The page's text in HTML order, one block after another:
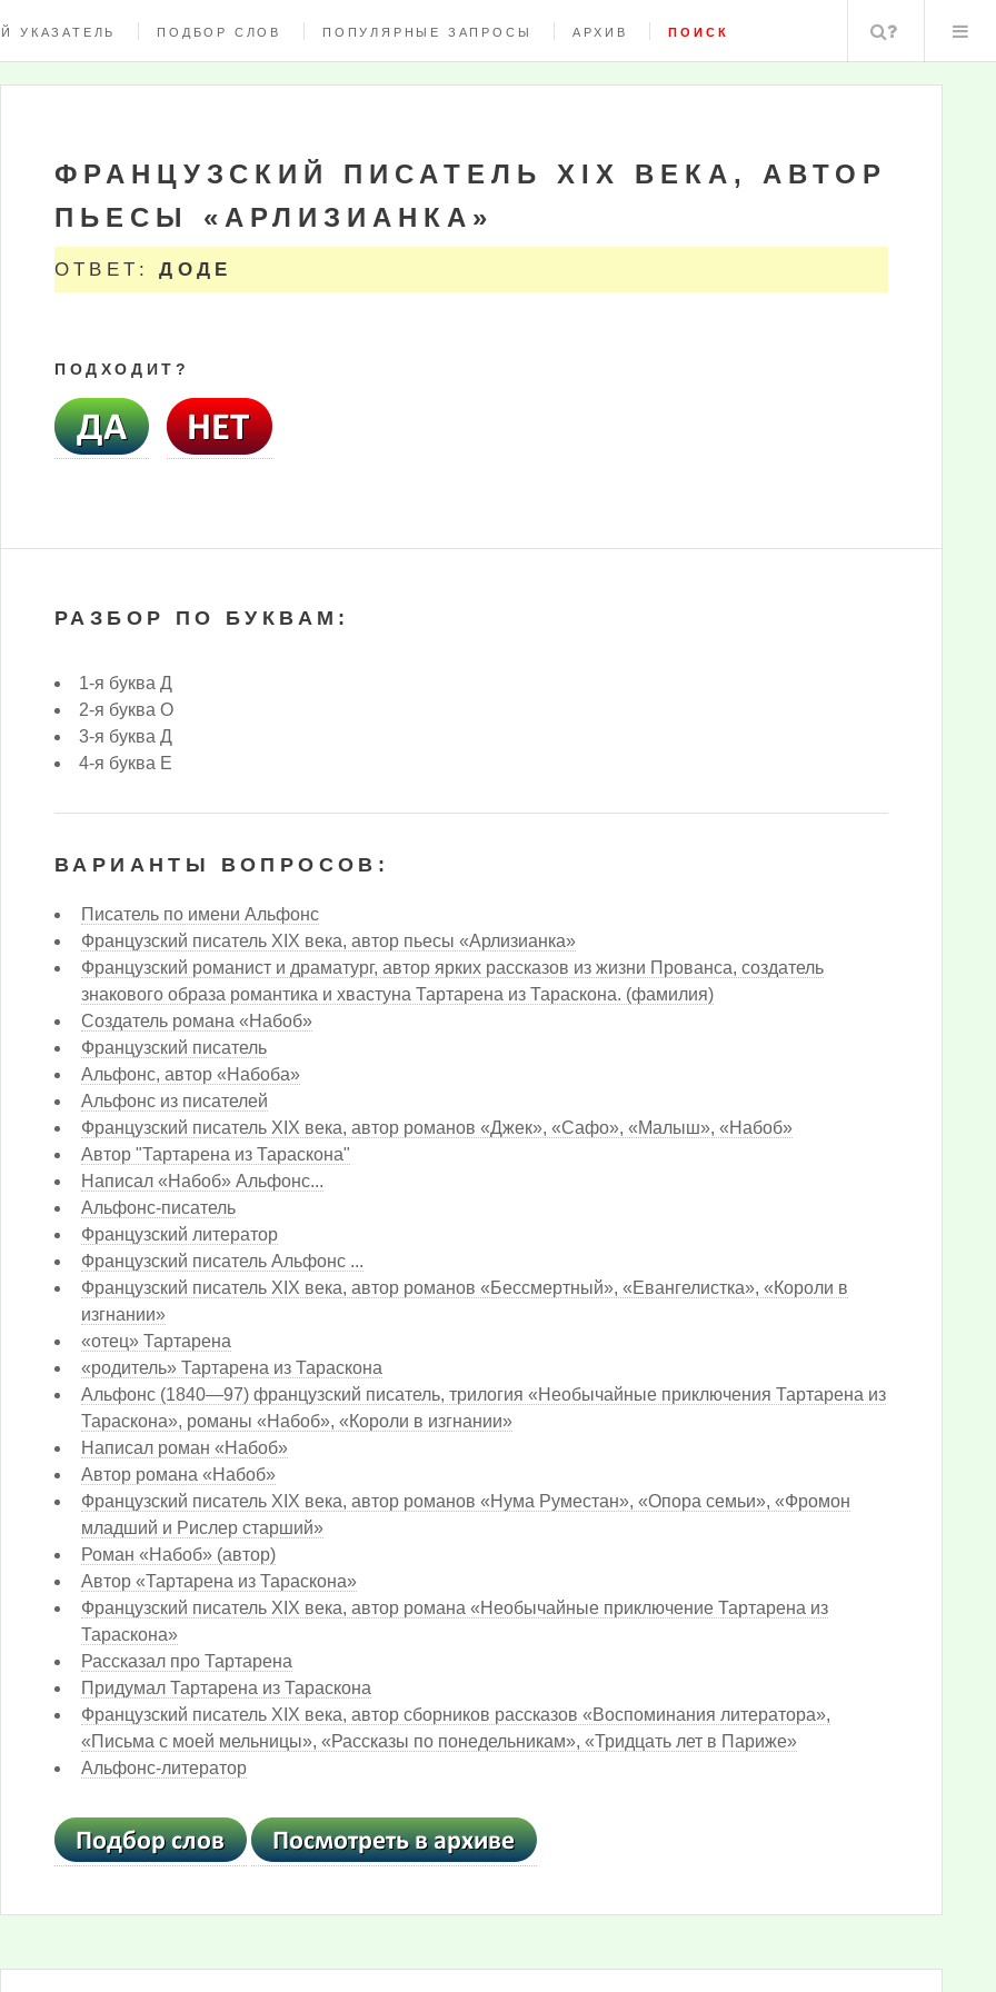
УКАЗАТЕЛЬ ПОДБОР СЛОВ ПОПУЛЯРНЫЕ ЗАПРОСЫ АРХИВ ПОИСК Поиск
ФРАНЦУЗСКИЙ ПИСАТЕЛЬ XIX ВЕКА, АВТОР
ПЬЕСЫ «АРЛИЗИАНКА»
ОТВЕТ:ДОДЕ
ПОДХОДИТ?
РАЗБОР ПО БУКВАМ:
1-я буква Д
2-я буква О
3-я буква Д
4-я буква Е
ВАРИАНТЫ ВОПРОСОВ:
Писатель по имени Альфонс
Французский писатель XIX века, автор пьесы «Арлизианка»
Французский романист и драматург, автор ярких рассказов из жизни Прованса, создатель
знакового образа романтика и хвастуна Тартарена из Тараскона. (фамилия)
Создатель романа «Набоб»
Французский писатель
Альфонс, автор «Набоба»
Альфонс из писателей
Французский писатель XIX века, автор романов «Джек», «Сафо», «Малыш», «Набоб»
Автор "Тартарена из Тараскона"
Написал «Набоб» Альфонс...
Альфонс-писатель
Французский литератор
Французский писатель Альфонс ...
Французский писатель XIX века, автор романов «Бессмертный», «Евангелистка», «Короли в
изгнании»
«отец» Тартарена
«родитель» Тартарена из Тараскона
Альфонс (1840—97) французский писатель, трилогия «Необычайные приключения Тартарена из
Тараскона», романы «Набоб», «Короли в изгнании»
Написал роман «Набоб»
Автор романа «Набоб»
Французский писатель XIX века, автор романов «Нума Руместан», «Опора семьи», «Фромон
младший и Рислер старший»
Роман «Набоб» (автор)
Автор «Тартарена из Тараскона»
Французский писатель XIX века, автор романа «Необычайные приключение Тартарена из
Тараскона»
Рассказал про Тартарена
Придумал Тартарена из Тараскона
Французский писатель XIX века, автор сборников рассказов «Воспоминания литератора»,
«Письма с моей мельницы», «Рассказы по понедельникам», «Тридцать лет в Париже»
Альфонс-литератор